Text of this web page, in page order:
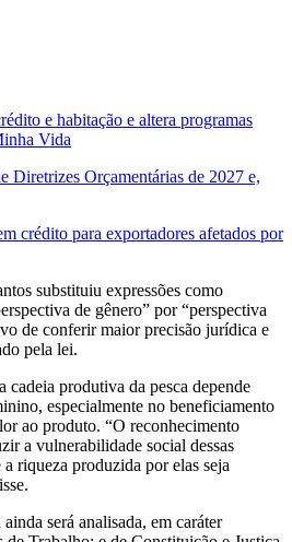
e habitação e altera programas
Vida
Diretrizes Orçamentárias de 2027 e,
crédito para exportadores afetados por
substituiu expressões como
de gênero” por “perspectiva
de conferir maior precisão jurídica e
pela lei.
cadeia produtiva da pesca depende
especialmente no beneficiamento
ao produto. “O reconhecimento
a vulnerabilidade social dessas
riqueza produzida por elas seja
será analisada, em caráter